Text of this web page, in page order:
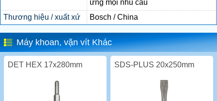
ứng mọi nhu cầu
Thương hiệu / xuất xứ
Bosch / China
Máy khoan, vặn vít Khác
DET HEX 17x280mm SDS-PLUS 20x250mm